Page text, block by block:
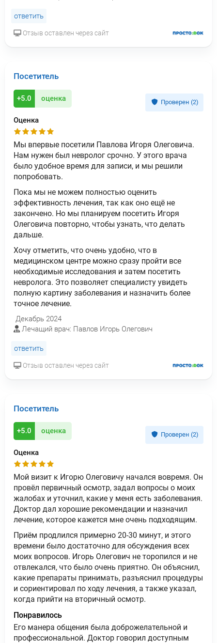
ответить
Отзыв оставлен через сайт
Посетитель
+5.0 оценка Проверен (2)
Оценка
Мы впервые посетили Павлова Игоря Олеговича.
Нам нужен был невролог срочно. У этого врача
было удобное время для записи, и мы решили
попробовать.
Пока мы не можем полностью оценить
эффективность лечения, так как оно ещё не
закончено. Но мы планируем посетить Игоря
Олеговича повторно, чтобы узнать, что делать
дальше.
Хочу отметить, что очень удобно, что в
медицинском центре можно сразу пройти все
необходимые исследования и затем посетить
невролога. Это позволяет специалисту увидеть
полную картину заболевания и назначить более
точное лечение.
Декабрь 2024
Лечащий врач: Павлов Игорь Олегович
ответить
Отзыв оставлен через сайт
Посетитель
+5.0 оценка Проверен (2)
Оценка
Мой визит к Игорю Олеговичу начался вовремя. Он
провёл первичный осмотр, задал вопросы о моих
жалобах и уточнил, какие у меня есть заболевания.
Доктор дал хорошие рекомендации и назначил
лечение, которое кажется мне очень подходящим.
Приём продлился примерно 20-30 минут, и этого
времени было достаточно для обсуждения всех
моих вопросов. Игорь Олегович не торопился и не
отвлекался, что было очень приятно. Он объяснил,
какие препараты принимать, разъяснил процедуры
и сориентировал по ходу лечения, а также указал,
когда прийти на вторичный осмотр.
Понравилось
Его манера общения была доброжелательной и
профессиональной. Доктор говорил доступным